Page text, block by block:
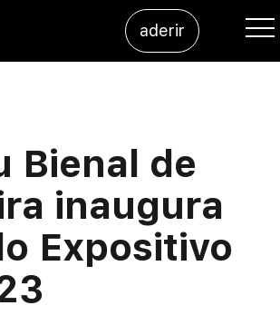
aderir
Bienal de
inaugura
Expositivo